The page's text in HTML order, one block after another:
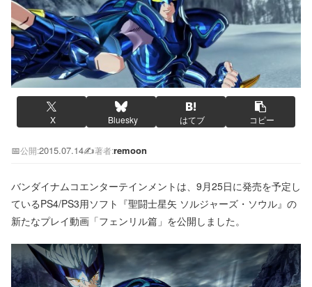
X Bluesky はてブ コピー
📅公開:2015.07.14✍️著者:remoon
バンダイナムコエンターテインメントは、9月25日に発売を予定し
ているPS4/PS3用ソフト『聖闘士星矢 ソルジャーズ・ソウル』の
新たなプレイ動画「フェンリル篇」を公開しました。